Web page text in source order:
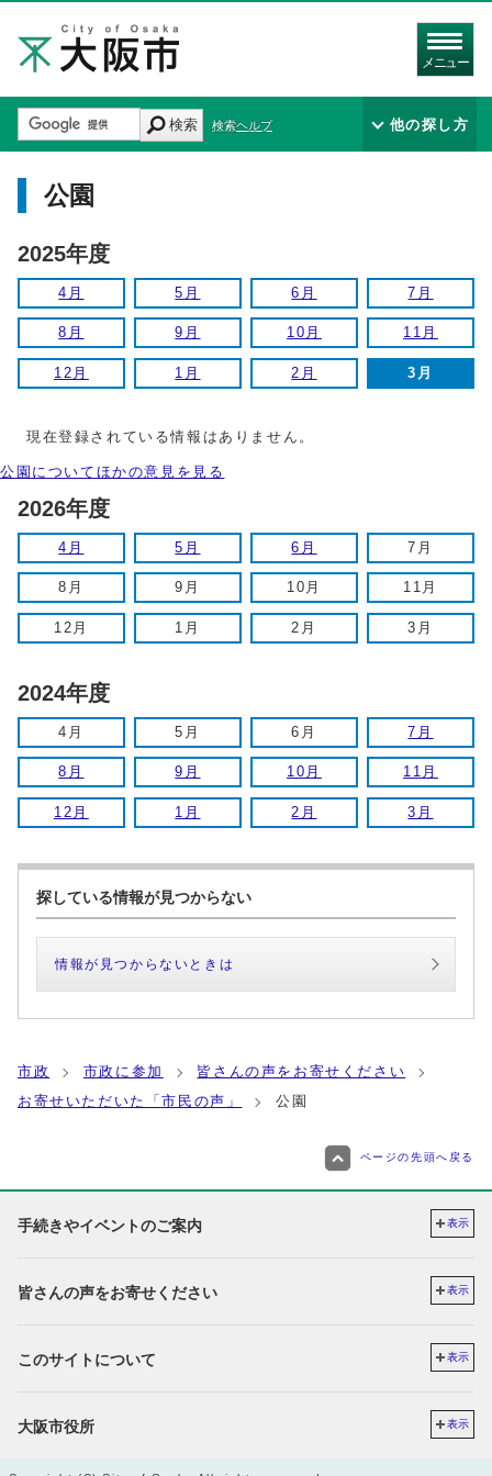
メニュー
検索 検索ヘルプ 他の探し方
公園
2025年度
4月 5月 6月 7月
8月 9月 10月 11月
12月 1月 2月 3月
現在登録されている情報はありません。
公園についてほかの意見を見る
2026年度
4月 5月 6月 7月
8月 9月 10月 11月
12月 1月 2月 3月
2024年度
4月 5月 6月 7月
8月 9月 10月 11月
12月 1月 2月 3月
探している情報が見つからない
情報が見つからないときは
市政 市政に参加
皆さんの声をお寄せください
お寄せいただいた「市民の声」
公園
ページの先頭へ戻る
手続きやイベントのご案内 表示
皆さんの声をお寄せください 表示
このサイトについて 表示
大阪市役所 表示